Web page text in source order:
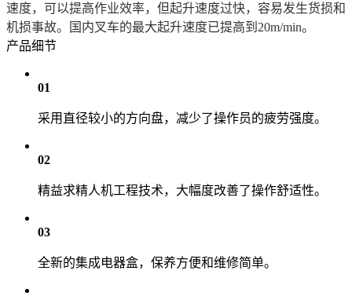
速度，可以提高作业效率，但起升速度过快，容易发生货损和
机损事故。国内叉车的最大起升速度已提高到20m/min。
产品细节
01
采用直径较小的方向盘，减少了操作员的疲劳强度。
02
精益求精人机工程技术，大幅度改善了操作舒适性。
03
全新的集成电器盒，保养方便和维修简单。